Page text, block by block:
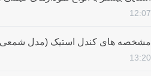
12:07
مشخصه های کندل استیک (مدل
13:20